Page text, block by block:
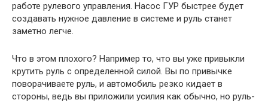
работе рулевого управления. Насос ГУР быстрее будет
создавать нужное давление в системе и руль станет
заметно легче.
Что в этом плохого? Например то, что вы уже привыкли
крутить руль с определенной силой. Вы по привычке
поворачиваете руль, и автомобиль резко кидает в
стороны, ведь вы приложили усилия как обычно, но руль-